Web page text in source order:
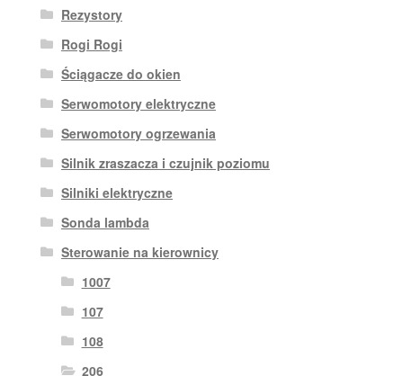
Rezystory
Rogi Rogi
Ściągacze do okien
Serwomotory elektryczne
Serwomotory ogrzewania
Silnik zraszacza i czujnik poziomu
Silniki elektryczne
Sonda lambda
Sterowanie na kierownicy
1007
107
108
206